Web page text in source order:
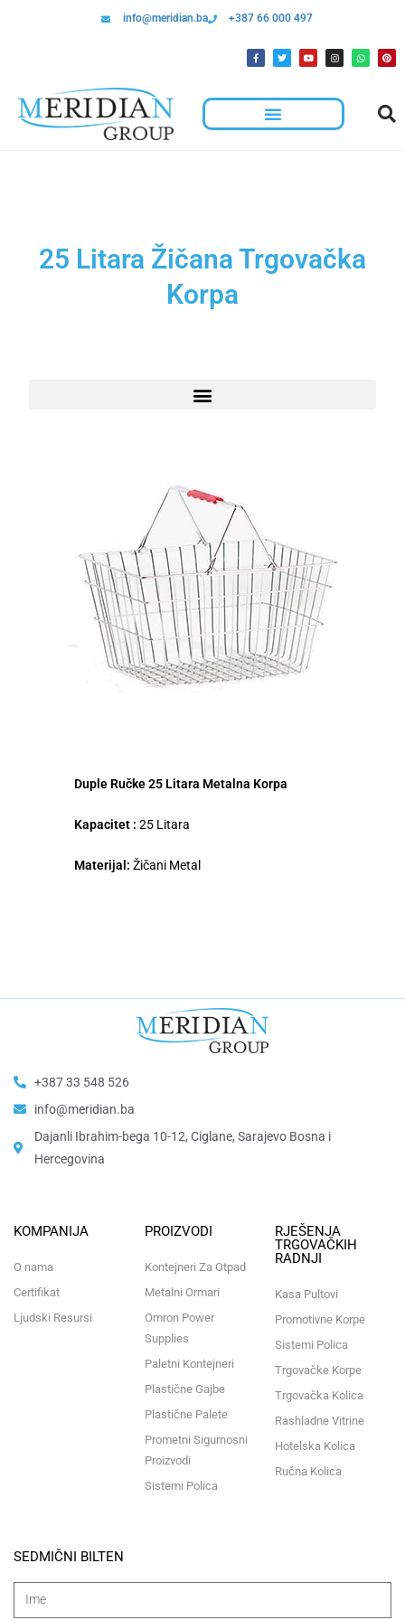
info@meridian.ba +387 66 000 497
25 Litara Žičana Trgovačka
Korpa
Duple Ručke 25 Litara Metalna Korpa
Kapacitet : 25 Litara
Materijal: Žičani Metal
+387 33 548 526
info@meridian.ba
Dajanli Ibrahim-bega 10-12, Ciglane, Sarajevo Bosna i
Hercegovina​
KOMPANIJA
O nama
Certifikat
Ljudski Resursi
PROIZVODI
Kontejneri Za Otpad
Metalni Ormari
Omron Power
Supplies
Paletni Kontejneri
Plastične Gajbe
Plastične Palete
Prometni Sigurnosni
Proizvodi
Sistemi Polica
RJEŠENJA
TRGOVAČKIH
RADNJI
Kasa Pultovi
Promotivne Korpe
Sistemi Polica
Trgovačke Korpe
Trgovačka Kolica
Rashladne Vitrine
Hotelska Kolica
Ručna Kolica
SEDMIČNI BILTEN